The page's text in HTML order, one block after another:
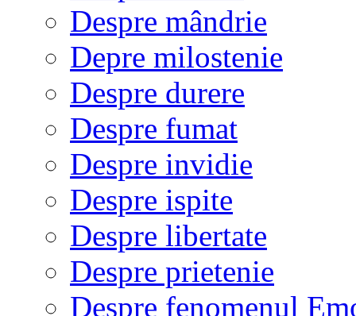
Despre mândrie
Depre milostenie
Despre durere
Despre fumat
Despre invidie
Despre ispite
Despre libertate
Despre prietenie
Despre fenomenul